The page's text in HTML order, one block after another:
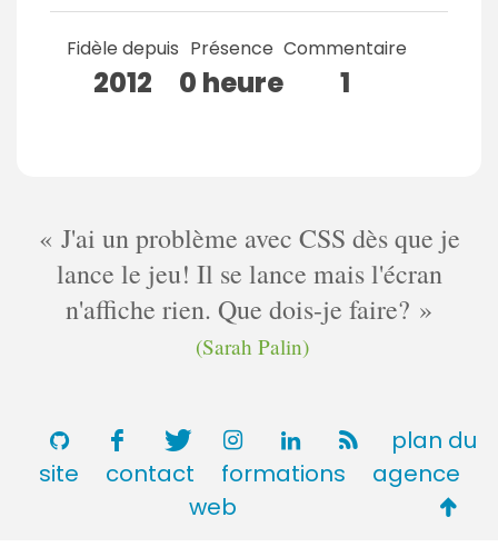
Fidèle depuis
2012
Présence
0 heure
Commentaire
1
J'ai un problème avec CSS dès que je
lance le jeu! Il se lance mais l'écran
n'affiche rien. Que dois-je faire?
(Sarah Palin)
plan du
site
contact formations
agence
web